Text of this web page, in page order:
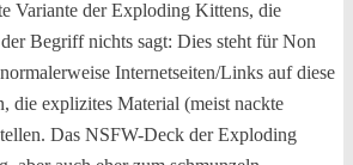
Variante der Exploding Kittens, die
Begriff nichts sagt: Dies steht für Non
Internetseiten/Links auf diese
die explizites Material (meist nackte
Das NSFW-Deck der Exploding